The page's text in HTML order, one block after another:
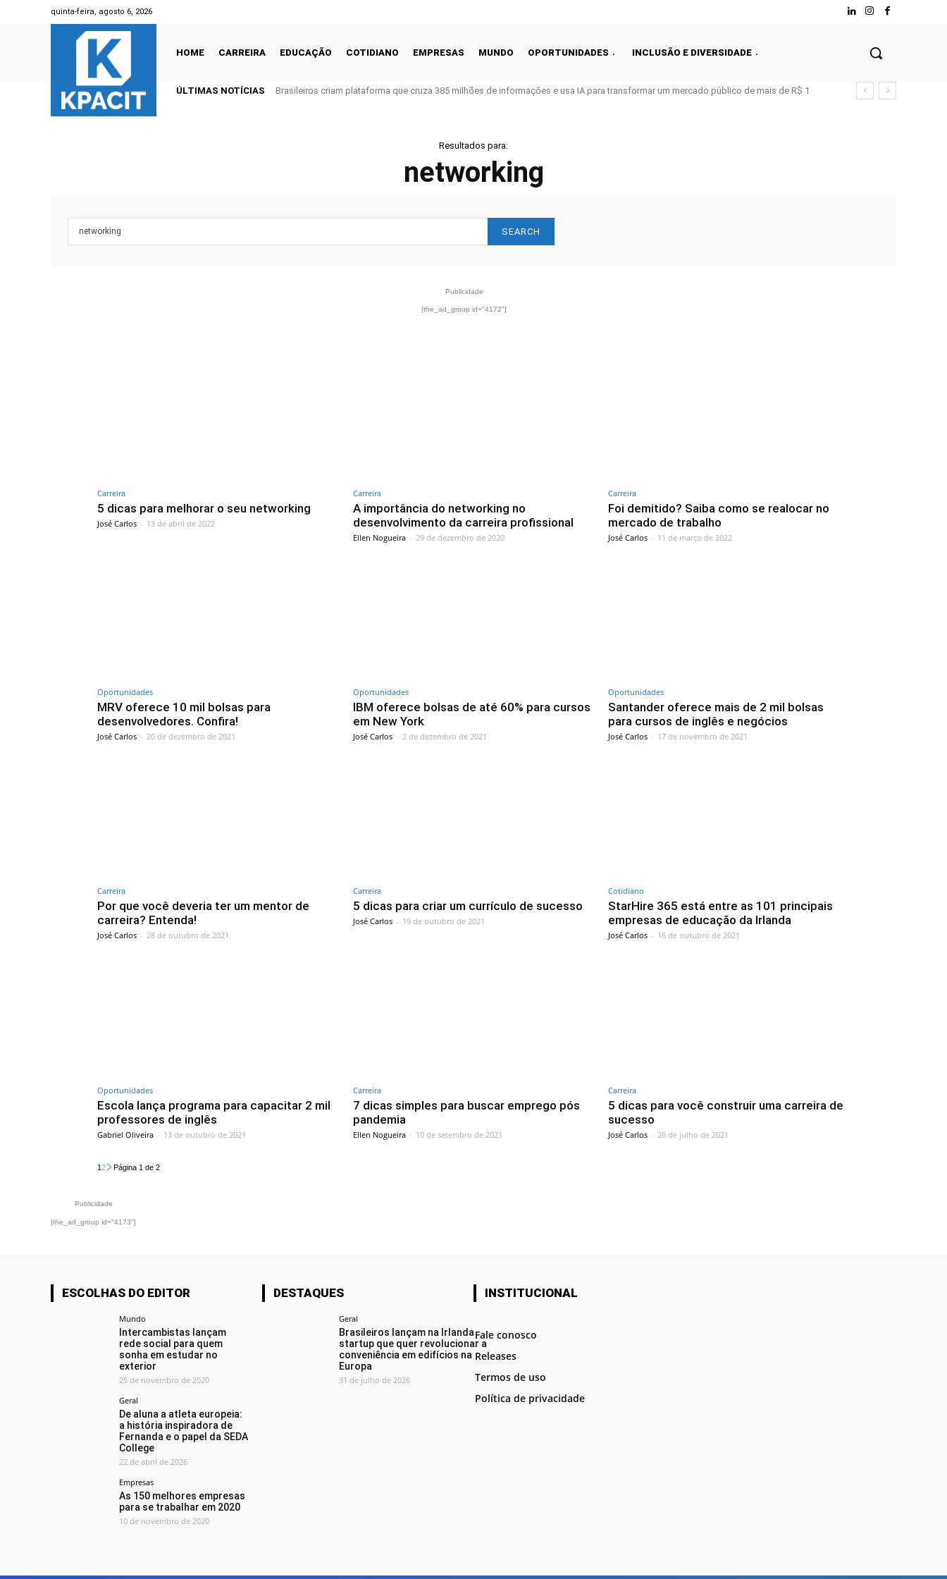
quinta-feira, agosto 6, 2026
HOME CARREIRA EDUCAÇÃO COTIDIANO EMPRESAS MUNDO OPORTUNIDADES INCLUSÃO E DIVERSIDADE
ÚLTIMAS NOTÍCIAS
Brasileiros criam plataforma que cruza 385 milhões de informações e usa IA para transformar um mercado público de mais de R$ 1
Resultados para:
networking
SEARCH
Publicidade
[the_ad_group id="4172"]
Carreira
5 dicas para melhorar o seu networking
José Carlos - 13 de abril de 2022
Carreira
A importância do networking no
desenvolvimento da carreira profissional
Ellen Nogueira - 29 de dezembro de 2020
Carreira
Foi demitido? Saiba como se realocar no
mercado de trabalho
José Carlos - 11 de março de 2022
Oportunidades
MRV oferece 10 mil bolsas para
desenvolvedores. Confira!
José Carlos - 20 de dezembro de 2021
Oportunidades
IBM oferece bolsas de até 60% para cursos
em New York
José Carlos - 2 de dezembro de 2021
Oportunidades
Santander oferece mais de 2 mil bolsas
para cursos de inglês e negócios
José Carlos - 17 de novembro de 2021
Carreira
Por que você deveria ter um mentor de
carreira? Entenda!
José Carlos - 28 de outubro de 2021
Carreira
5 dicas para criar um currículo de sucesso
José Carlos - 19 de outubro de 2021
Cotidiano
StarHire 365 está entre as 101 principais
empresas de educação da Irlanda
José Carlos - 16 de outubro de 2021
Oportunidades
Escola lança programa para capacitar 2 mil
professores de inglês
Gabriel Oliveira - 13 de outubro de 2021
Carreira
7 dicas simples para buscar emprego pós
pandemia
Ellen Nogueira - 10 de setembro de 2021
Carreira
5 dicas para você construir uma carreira de
sucesso
José Carlos - 26 de julho de 2021
12 Página 1 de 2
Publicidade
[the_ad_group id="4173"]
ESCOLHAS DO EDITOR
Mundo
Intercambistas lançam
rede social para quem
sonha em estudar no
exterior
25 de novembro de 2020
Geral
De aluna a atleta europeia:
a história inspiradora de
Fernanda e o papel da SEDA
College
22 de abril de 2026
Empresas
As 150 melhores empresas
para se trabalhar em 2020
10 de novembro de 2020
DESTAQUES
Geral
Brasileiros lançam na Irlanda
startup que quer revolucionar a
conveniência em edifícios na
Europa
31 de julho de 2026
INSTITUCIONAL
Fale conosco
Releases
Termos de uso
Política de privacidade